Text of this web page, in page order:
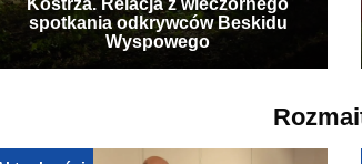
Kostrza. Relacja z wieczornego
spotkania odkrywców Beskidu
Wyspowego